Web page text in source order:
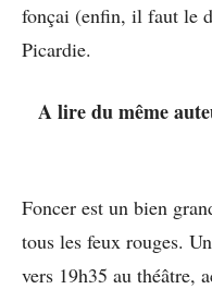
fonçai (enfin, il faut le
Picardie.
A lire du même
Foncer est un bien
tous les feux rouges.
vers 19h35 au théâtre,